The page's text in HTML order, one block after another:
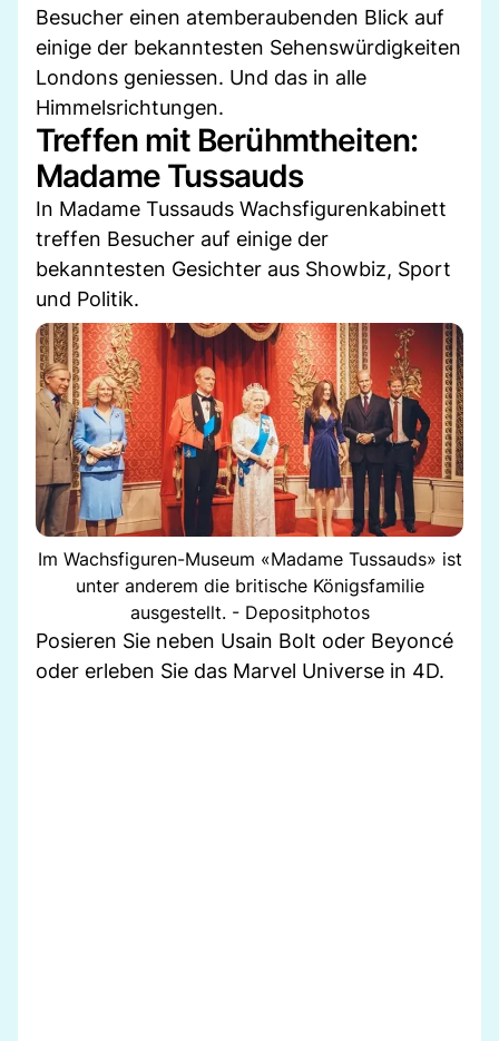
Besucher einen atemberaubenden Blick auf
einige der bekanntesten Sehenswürdigkeiten
Londons geniessen. Und das in alle
Himmelsrichtungen.
Treffen mit Berühmtheiten:
Madame Tussauds
In Madame Tussauds Wachsfigurenkabinett
treffen Besucher auf einige der
bekanntesten Gesichter aus Showbiz, Sport
und Politik.
Im Wachsfiguren-Museum «Madame Tussauds» ist
unter anderem die britische Königsfamilie
ausgestellt. - Depositphotos
Posieren Sie neben Usain Bolt oder Beyoncé
oder erleben Sie das Marvel Universe in 4D.